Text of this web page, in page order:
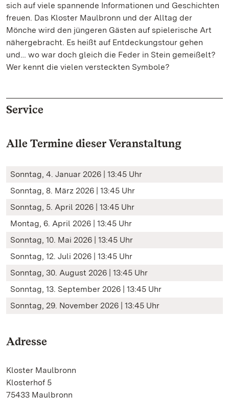
sich auf viele spannende Informationen und Geschichten
freuen. Das Kloster Maulbronn und der Alltag der
Mönche wird den jüngeren Gästen auf spielerische Art
nähergebracht. Es heißt auf Entdeckungstour gehen
und… wo war doch gleich die Feder in Stein gemeißelt?
Wer kennt die vielen versteckten Symbole?
Service
Alle Termine dieser Veranstaltung
Sonntag, 4. Januar 2026 | 13:45 Uhr
Sonntag, 8. März 2026 | 13:45 Uhr
Sonntag, 5. April 2026 | 13:45 Uhr
Montag, 6. April 2026 | 13:45 Uhr
Sonntag, 10. Mai 2026 | 13:45 Uhr
Sonntag, 12. Juli 2026 | 13:45 Uhr
Sonntag, 30. August 2026 | 13:45 Uhr
Sonntag, 13. September 2026 | 13:45 Uhr
Sonntag, 29. November 2026 | 13:45 Uhr
Adresse
Kloster Maulbronn
Klosterhof 5
75433 Maulbronn